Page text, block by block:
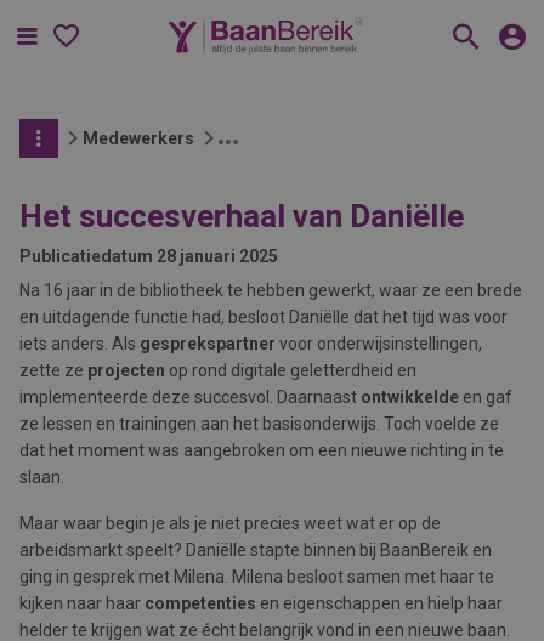
Menu
Medewerkers
Het succesverhaal van Daniëlle
Publicatiedatum 28 januari 2025
Na 16 jaar in de bibliotheek te hebben gewerkt, waar ze een brede
en uitdagende functie had, besloot Daniëlle dat het tijd was voor
iets anders. Als gesprekspartner voor onderwijsinstellingen,
zette ze projecten op rond digitale geletterdheid en
implementeerde deze succesvol. Daarnaast ontwikkelde en gaf
ze lessen en trainingen aan het basisonderwijs. Toch voelde ze
dat het moment was aangebroken om een nieuwe richting in te
slaan.
Maar waar begin je als je niet precies weet wat er op de
arbeidsmarkt speelt? Daniëlle stapte binnen bij BaanBereik en
ging in gesprek met Milena. Milena besloot samen met haar te
kijken naar haar competenties en eigenschappen en hielp haar
helder te krijgen wat ze écht belangrijk vond in een nieuwe baan.